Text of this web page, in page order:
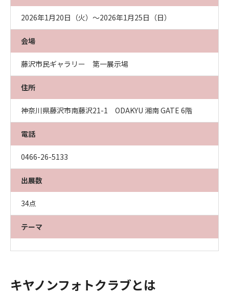
2026年1月20日（火）～2026年1月25日（日）
会場
藤沢市民ギャラリー 第一展示場
住所
神奈川県藤沢市南藤沢21-1 ODAKYU 湘南 GATE 6階
電話
0466-26-5133
出展数
34点
テーマ
キヤノンフォトクラブとは